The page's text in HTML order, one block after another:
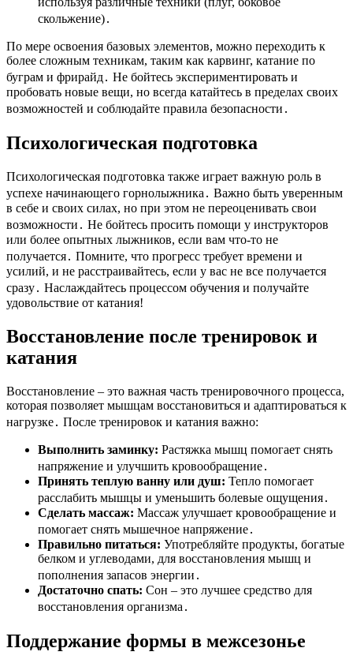
скольжение)․
По мере освоения базовых элементов, можно переходить к
более сложным техникам, таким как карвинг, катание по
буграм и фрирайд․ Не бойтесь экспериментировать и
пробовать новые вещи, но всегда катайтесь в пределах своих
возможностей и соблюдайте правила безопасности․
Психологическая подготовка
Психологическая подготовка также играет важную роль в
успехе начинающего горнолыжника․ Важно быть уверенным
в себе и своих силах, но при этом не переоценивать свои
возможности․ Не бойтесь просить помощи у инструкторов
или более опытных лыжников, если вам что-то не
получается․ Помните, что прогресс требует времени и
усилий, и не расстраивайтесь, если у вас не все получается
сразу․ Наслаждайтесь процессом обучения и получайте
удовольствие от катания!
Восстановление после тренировок и
катания
Восстановление – это важная часть тренировочного процесса,
которая позволяет мышцам восстановиться и адаптироваться к
нагрузке․ После тренировок и катания важно:
Выполнить заминку: Растяжка мышц помогает снять
напряжение и улучшить кровообращение․
Принять теплую ванну или душ: Тепло помогает
расслабить мышцы и уменьшить болевые ощущения․
Сделать массаж: Массаж улучшает кровообращение и
помогает снять мышечное напряжение․
Правильно питаться: Употребляйте продукты, богатые
белком и углеводами, для восстановления мышц и
пополнения запасов энергии․
Достаточно спать: Сон – это лучшее средство для
восстановления организма․
Поддержание формы в межсезонье